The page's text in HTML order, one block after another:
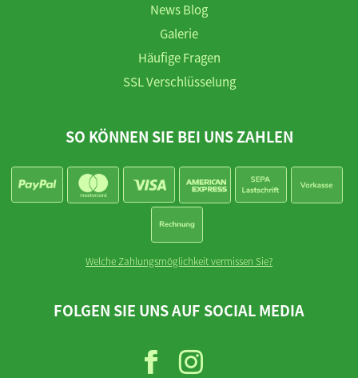
News Blog
Galerie
Häufige Fragen
SSL Verschlüsselung
SO KÖNNEN SIE BEI UNS ZAHLEN
Welche Zahlungsmöglichkeit vermissen Sie?
FOLGEN SIE UNS AUF SOCIAL MEDIA